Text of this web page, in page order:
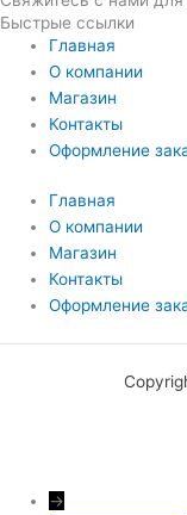
Быстрые ссылки
Главная
О компании
Магазин
Контакты
Оформление
Главная
О компании
Магазин
Контакты
Оформление
→